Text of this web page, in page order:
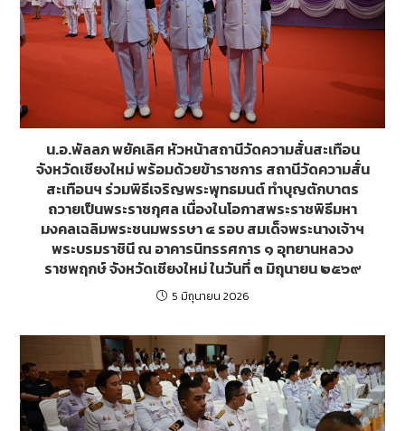
น.อ.พัลลภ พยัคเลิศ หัวหน้าสถานีวัดความสั่นสะเทือน
จังหวัดเชียงใหม่ พร้อมด้วยข้าราชการ สถานีวัดความสั่น
สะเทือนฯ ร่วมพิธีเจริญพระพุทธมนต์ ทำบุญตักบาตร
ถวายเป็นพระราชกุศล เนื่องในโอกาสพระราชพิธีมหา
มงคลเฉลิมพระชนมพรรษา ๔ รอบ สมเด็จพระนางเจ้าฯ
พระบรมราชินี ณ อาคารนิทรรศการ ๑ อุทยานหลวง
ราชพฤกษ์ จังหวัดเชียงใหม่ ในวันที่ ๓ มิถุนายน ๒๕๖๙
5 มิถุนายน 2026